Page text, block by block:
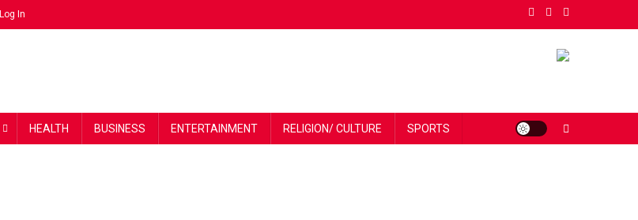
Log In
HEALTH BUSINESS ENTERTAINMENT RELIGION/ CULTURE SPORTS